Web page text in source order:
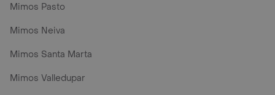
Mimos Pasto
Mimos Neiva
Mimos Santa Marta
Mimos Valledupar